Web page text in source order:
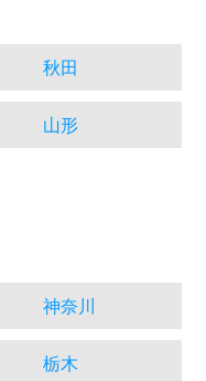
秋田
山形
神奈川
栃木